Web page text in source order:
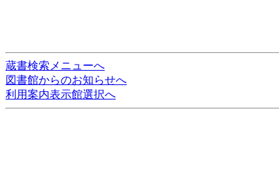
蔵書検索メニューへ
図書館からのお知らせへ
利用案内表示館選択へ